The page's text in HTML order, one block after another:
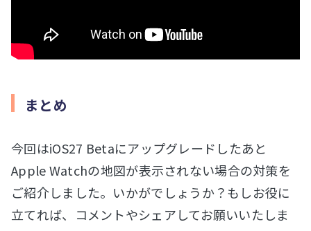
まとめ
今回はiOS27 Betaにアップグレードしたあと
Apple Watchの地図が表示されない場合の対策を
ご紹介しました。いかがでしょうか？もしお役に
立てれば、コメントやシェアしてお願いいたしま